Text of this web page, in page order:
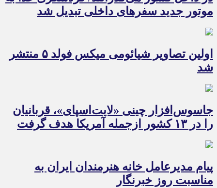
موتور جدید سفرهای داخلی تبدیل شد
اولین تصاویر شیائومی میکس فولد ۵ منتشر
شد
جاسوس‌افزار چینی «لایت‌اسپای»، قربانیان
را در ۱۳ کشور ازجمله آمریکا هدف گرفت
پیام مدیرعامل خانه هنرمندان ایران به
مناسبت روز خبرنگار